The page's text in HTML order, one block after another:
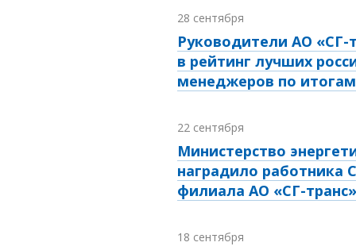
28 сентября
Руководители АО «СГ-
в рейтинг лучших
менеджеров по итогам
22 сентября
Министерство
наградило работника
филиала АО «СГ-
18 сентября